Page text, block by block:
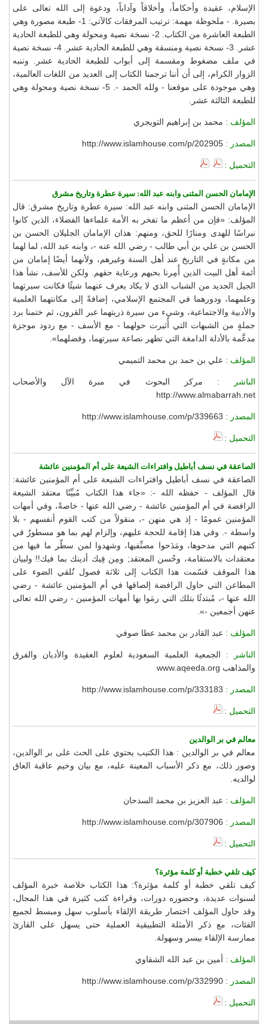
الإسلام، عقيدة وأحكاماً، وأخلاقاً وآداباً، ودعوة إلى الله تعالى على
بصيرة. - ملحوظة مهمة: ترتيب المرفقات كالآتي: 1- طبعة مصورة وهي
الطبعة العاشرة من الكتاب. 2- نسخة نصية ومحولة وهي للطبعة الحادية
عشر. 3- نسخة نصية ومنسقة وهي للطبعة الحادية عشر. 4- نسخة نصية
في ملف مضغوط ومقسمة إلى أبواب للطبعة الحادية عشر. وننبه
الزوار الكرام، إلى أن أننا ترجمنا الكتاب إلى العديد من اللغات العالمية،
وهي موجودة على موقعنا - ولله الحمد -. 5- نسخة نصية ومحولة وهي
للطبعة الثالثة عشر.
المؤلف : محمد بن إبراهيم التويجري
المصدر : http://www.islamhouse.com/p/202905
التحميل :
الإمامان الحسن المثنى وابنه عبد الله: سيرة عطرة وتاريخ مشرق
الإمامان الحسن المثنى وابنه عبد الله: سيرة عطرة وتاريخ مشرق: قال
المؤلف: «فإن من أعظم ما تفخر به الأمة علماءها الفضلاء، الذين كانوا
نبراسًا للهدى ومنارًا للحق، ومنهم: هذان الإمامان الجليلان الحسن بن
الحسن بن علي بن أبي طالب - رضي الله عنه -، وابنه عبد الله، لما لهما
من مكانةٍ في التاريخ عند أهل السنة وغيرهم، ولأنهما أيضًا إمامان من
أئمة أهل البيت الذين أُمِرنا بحبهم ورعاية حقهم. ولكن للأسف، نشأ هذا
الجيل الجديد من الشباب الذي لا يكاد يعرف عنهما شيئًا فكانت سيرتهما
وعلمهما، ودورهما في المجتمع الإسلامي، إضافةً إلى مكانتهما العلمية
والأدبية والاجتماعية، وشيء من سيرة ذريتهما عبر القرون، ثم ختمنا برد
جملةٍ من الشبهات التي أُثيرت حولهما - مع الأسف - مع ردود موجزة
مدعَّمة بالأدلة الدامغة التي تظهر نصاعة سيرتهما، وفضلهما».
المؤلف : علي بن حمد بن محمد التميمي
الناشر : مركز البحوث في مبرة الآل والأصحاب
http://www.almabarrah.net
المصدر : http://www.islamhouse.com/p/339663
التحميل :
الصاعقة في نسف أباطيل وافتراءات الشيعة على أم المؤمنين عائشة
الصاعقة في نسف أباطيل وافتراءات الشيعة على أم المؤمنين عائشة:
قال المؤلف - حفظه الله -: «جاء هذا الكتاب مُبيِّنًا معتقد الشيعة
الرافضة في أم المؤمنين عائشة - رضي الله عنها - خاصةً، وفي أمهات
المؤمنين عمومًا - إذ هي منهن -، منقولاً من كتب القوم أنفسهم - بلا
واسطة -. وفي هذا إقامة للحجة عليهم، وإلزام لهم بما هو مسطورٌ في
كتبهم التي مدحوها، ومَدَحوا مصنِّفيها، وشهدوا لمن سطّر ما فيها من
معتقدات بالاستقامة، وحُسن المعتقد; ومِن فِيك أدينك بما فيك!! ولبيان
هذا الموقف قسّمت هذا الكتاب إلى ثلاثة فصول تُلقي الضوء على
المطاعن التي حاول الرافضة إلصاقها في أم المؤمنين عائشة - رضي
الله عنها -، مُبتدئًا بتلك التي رمَوا بها أمهات المؤمنين - رضي الله تعالى
عنهن أجمعين -».
المؤلف : عبد القادر بن محمد عطا صوفي
الناشر : الجمعية العلمية السعودية لعلوم العقيدة والأديان والفرق
والمذاهب www.aqeeda.org
المصدر : http://www.islamhouse.com/p/333183
التحميل :
معالم في بر الوالدين
معالم في بر الوالدين : هذا الكتيب يحتوي على الحث على بر الوالدين،
وصور ذلك، مع ذكر الأسباب المعينة عليه، مع بيان وخيم عاقبة العاق
لوالديه.
المؤلف : عبد العزيز بن محمد السدحان
المصدر : http://www.islamhouse.com/p/307906
التحميل :
كيف تلقي خطبة أو كلمة مؤثرة؟
كيف تلقي خطبة أو كلمة مؤثرة؟: هذا الكتاب خلاصة خبرة المؤلف
لسنوات عديدة، وحضوره دورات، وقراءة كتب كثيرة في هذا المجال،
وقد حاول المؤلف اختصار طريقة الإلقاء بأسلوب سهل ومبسط لجميع
الفئات، مع ذكر الأمثلة التطبيقية العملية حتى يسهل على القارئ
ممارسة الإلقاء بيسر وسهولة.
المؤلف : أمين بن عبد الله الشقاوي
المصدر : http://www.islamhouse.com/p/332990
التحميل :